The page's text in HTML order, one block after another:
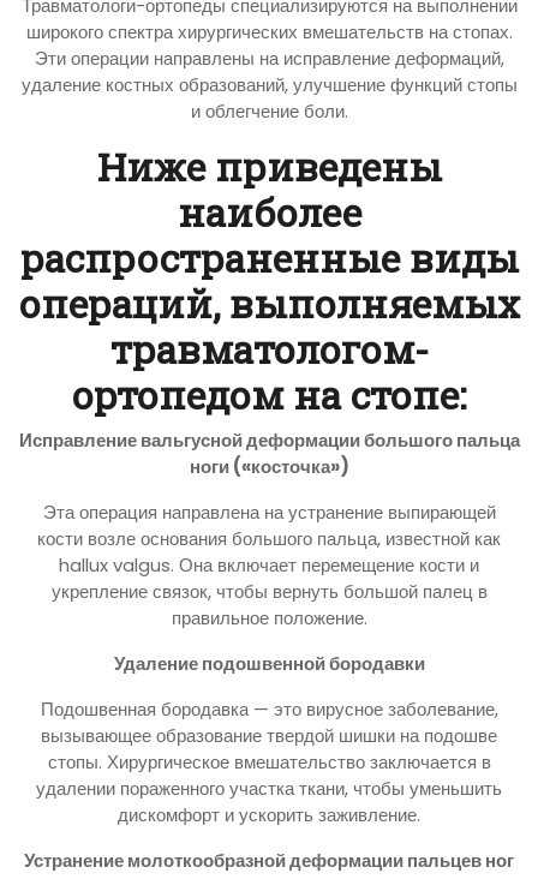
широкого спектра хирургических вмешательств на стопах.
Эти операции направлены на исправление деформаций,
удаление костных образований, улучшение функций стопы
и облегчение боли.
Ниже приведены
наиболее
распространенные виды
операций, выполняемых
травматологом-
ортопедом на стопе:
Исправление вальгусной деформации большого пальца
ноги («косточка»)
Эта операция направлена на устранение выпирающей
кости возле основания большого пальца, известной как
hallux valgus. Она включает перемещение кости и
укрепление связок, чтобы вернуть большой палец в
правильное положение.
Удаление подошвенной бородавки
Подошвенная бородавка — это вирусное заболевание,
вызывающее образование твердой шишки на подошве
стопы. Хирургическое вмешательство заключается в
удалении пораженного участка ткани, чтобы уменьшить
дискомфорт и ускорить заживление.
Устранение молоткообразной деформации пальцев ног